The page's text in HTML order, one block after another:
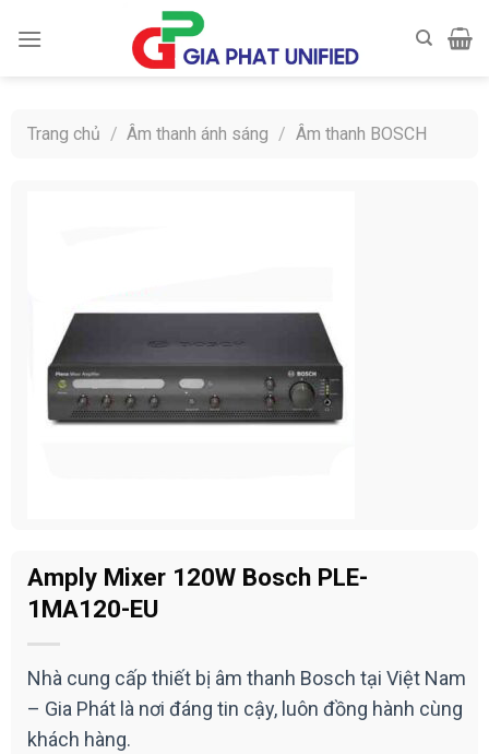
Trang chủ / Âm thanh ánh sáng / Âm thanh BOSCH
Amply Mixer 120W Bosch PLE-
1MA120-EU
Nhà cung cấp thiết bị âm thanh Bosch tại Việt Nam
– Gia Phát là nơi đáng tin cậy, luôn đồng hành cùng
khách hàng.